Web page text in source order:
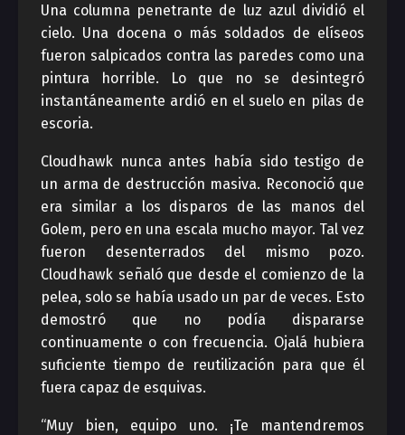
Una columna penetrante de luz azul dividió el
cielo. Una docena o más soldados de elíseos
fueron salpicados contra las paredes como una
pintura horrible. Lo que no se desintegró
instantáneamente ardió en el suelo en pilas de
escoria.
Cloudhawk nunca antes había sido testigo de
un arma de destrucción masiva. Reconoció que
era similar a los disparos de las manos del
Golem, pero en una escala mucho mayor. Tal vez
fueron desenterrados del mismo pozo.
Cloudhawk señaló que desde el comienzo de la
pelea, solo se había usado un par de veces. Esto
demostró que no podía dispararse
continuamente o con frecuencia. Ojalá hubiera
suficiente tiempo de reutilización para que él
fuera capaz de esquivas.
“Muy bien, equipo uno. ¡Te mantendremos